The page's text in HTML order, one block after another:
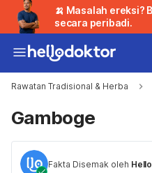
🍌 Masalah ereksi?
secara peribadi.
Rawatan Tradisional & Herba
Gamboge
Fakta Disemak oleh